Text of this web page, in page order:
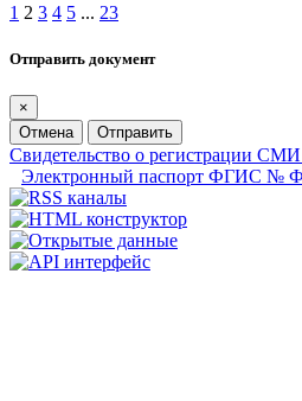
1 2 3 4 5 ... 23
Отправить документ
×
Отмена
Отправить
Свидетельство о регистрации
Электронный паспорт ФГИС №